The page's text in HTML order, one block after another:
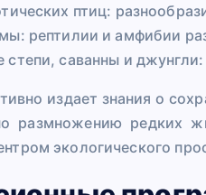
птиц:
рептилии и амфибии
степи, саванны и
издает знания о
размножению редких
экологического